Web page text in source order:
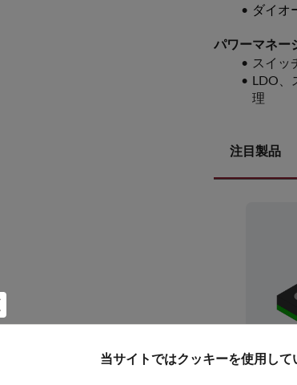
ダイオ
パワーマネー
スイッ
LDO、
理
注目製品
当サイトではクッキーを使用して